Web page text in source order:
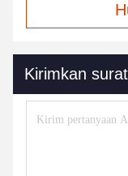
Kirimkan